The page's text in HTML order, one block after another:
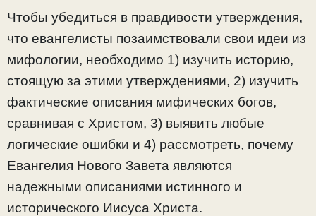
Чтобы убедиться в правдивости утверждения,
что евангелисты позаимствовали свои идеи из
мифологии, необходимо 1) изучить историю,
стоящую за этими утверждениями, 2) изучить
фактические описания мифических богов,
сравнивая с Христом, 3) выявить любые
логические ошибки и 4) рассмотреть, почему
Евангелия Нового Завета являются
надежными описаниями истинного и
исторического Иисуса Христа.